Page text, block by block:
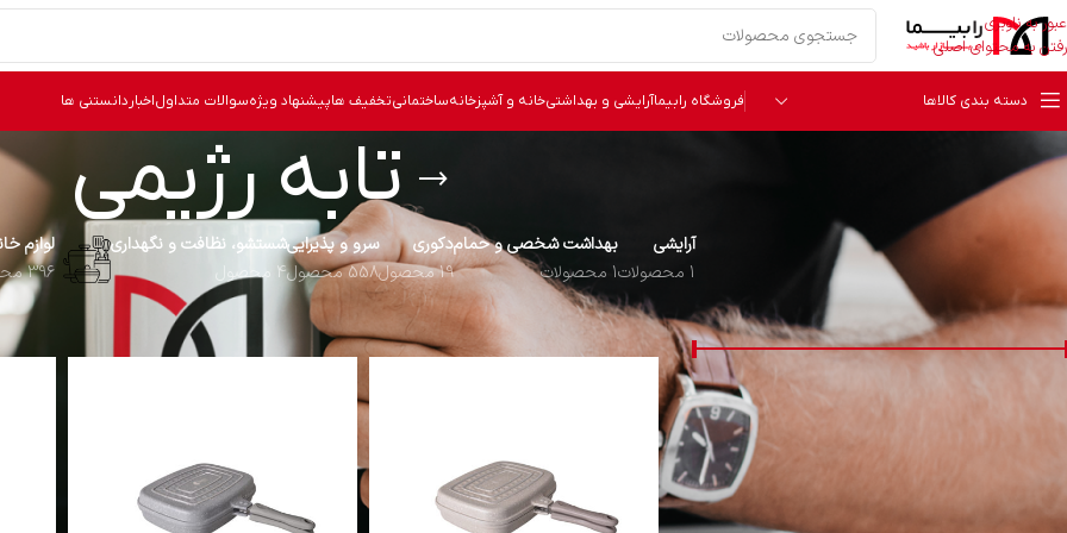
عبور به ناوبری
رفتن به محتوای اصلی
دسته بندی کالاها فروشگاه رابیماآرایشی و بهداشتیخانه و آشپزخانهساختمانیتخفیف هاپیشنهاد ویژهسوالات متداولاخبار دانستنی ها
تابه رژیمی
آرایشی
1 محصولات
بهداشت شخصی و حمام
1 محصولات
دکوری
19 محصول
سرو و پذیرایی
558 محصول
شستشو، نظافت و نگهداری
4 محصول
لوازم
396 محصول
قیمت
فیلتر 2,494,000 تومان
دسته‌ بندی
خانه محصولات برچسب خورده “تابه رژیمی”